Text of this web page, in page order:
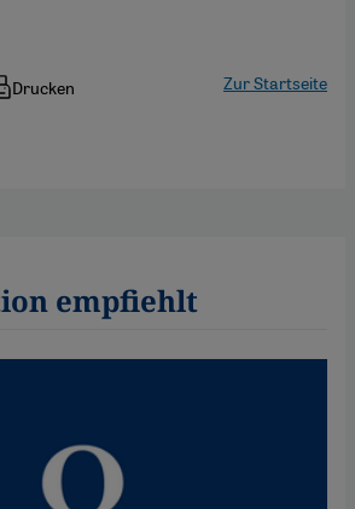
Drucken Zur Startseite
empfiehlt